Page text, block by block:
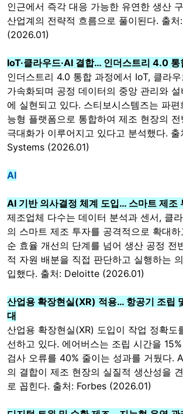
인근에서 즉각 대응 가능한 유연한 생산
산업계의 전략적 흐름으로 풀이된다. 출
(2026.01)
IoT·클라우드·AI 결합… 인더스트리 4.0 통
인더스트리 4.0 통합 과정에서 IoT, 클라
가속화되며 공정 데이터의 중앙 관리와
에 실현되고 있다. 스티보시스템즈는 파
능형 플랫폼으로 통합하여 제조 현장의
극대화가 이루어지고 있다고 분석했다.
Systems (2026.01)
AI
AI 기반 의사결정 체계 도입… 스마트 제조
제조업체 다수는 데이터 분석과 센서, 클
의 스마트 제조 투자를 공격적으로 확대
순 효율 개선의 단계를 넘어 생산 공정 전
적 자원 배분을 직접 판단하고 실행하는
입했다. 출처: Deloitte (2026.01)
산업용 확장현실(XR) 적용… 항공기 조립
대
산업용 확장현실(XR) 도입이 작업 정확도
선하고 있다. 에어버스는 조립 시간을
검사 오류를 40% 줄이는 성과를 거뒀다.
의 결합이 제조 현장의 실질적 생산성을
로 꼽힌다. 출처: Forbes (2026.01)